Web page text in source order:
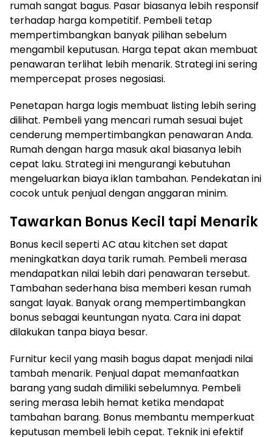
rumah sangat bagus. Pasar biasanya lebih responsif
terhadap harga kompetitif. Pembeli tetap
mempertimbangkan banyak pilihan sebelum
mengambil keputusan. Harga tepat akan membuat
penawaran terlihat lebih menarik. Strategi ini sering
mempercepat proses negosiasi.
Penetapan harga logis membuat listing lebih sering
dilihat. Pembeli yang mencari rumah sesuai bujet
cenderung mempertimbangkan penawaran Anda.
Rumah dengan harga masuk akal biasanya lebih
cepat laku. Strategi ini mengurangi kebutuhan
mengeluarkan biaya iklan tambahan. Pendekatan ini
cocok untuk penjual dengan anggaran minim.
Tawarkan Bonus Kecil tapi Menarik
Bonus kecil seperti AC atau kitchen set dapat
meningkatkan daya tarik rumah. Pembeli merasa
mendapatkan nilai lebih dari penawaran tersebut.
Tambahan sederhana bisa memberi kesan rumah
sangat layak. Banyak orang mempertimbangkan
bonus sebagai keuntungan nyata. Cara ini dapat
dilakukan tanpa biaya besar.
Furnitur kecil yang masih bagus dapat menjadi nilai
tambah menarik. Penjual dapat memanfaatkan
barang yang sudah dimiliki sebelumnya. Pembeli
sering merasa lebih hemat ketika mendapat
tambahan barang. Bonus membantu memperkuat
keputusan membeli lebih cepat. Teknik ini efektif